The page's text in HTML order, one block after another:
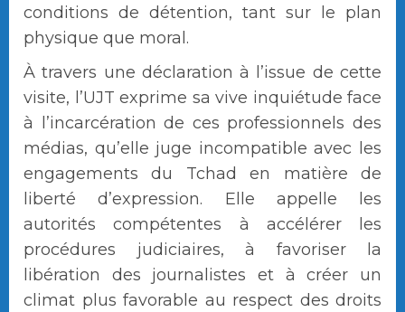
conditions de détention, tant sur le plan
physique que moral.
À travers une déclaration à l’issue de cette
visite, l’UJT exprime sa vive inquiétude face
à l’incarcération de ces professionnels des
médias, qu’elle juge incompatible avec les
engagements du Tchad en matière de
liberté d’expression. Elle appelle les
autorités compétentes à accélérer les
procédures judiciaires, à favoriser la
libération des journalistes et à créer un
climat plus favorable au respect des droits